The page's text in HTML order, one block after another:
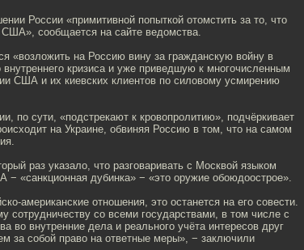
России «примитивной попыткой отомстить за то, что
сообщается на сайте ведомства.
«возложить на Россию вину за гражданскую войну в
кризиса и уже приведшую к многочисленным
США и их киевских клиентов по силовому усмирению
по сути, «подстрекают к кровопролитию», подчёркивает
на Украине, обвиняя Россию в том, что на самом
раз указало, что разговаривать с Москвой языком
«санкционная дубинка» − «это оружие обоюдоострое».
американские отношения, это останется на его совести.
сотрудничеству со всеми государствами, в том числе с
внутренние дела и реального учёта интересов друг
за собой право на ответные меры», − заключили